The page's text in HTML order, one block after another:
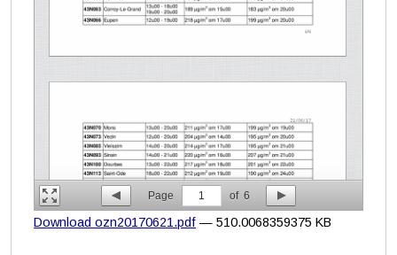
Page 1 of 6
Download ozn20170621.pdf — 510.0068359375 KB